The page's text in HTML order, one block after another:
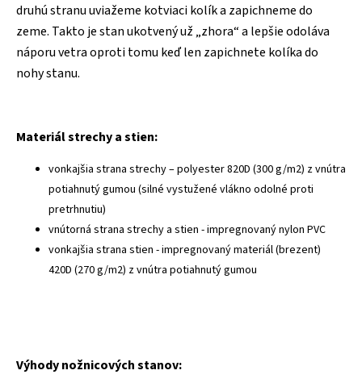
druhú stranu uviažeme kotviaci kolík a zapichneme do
zeme. Takto je stan ukotvený už „zhora“ a lepšie odoláva
náporu vetra oproti tomu keď len zapichnete kolíka do
nohy stanu.
Materiál strechy a stien:
vonkajšia strana strechy – polyester 820D (300 g/m2) z vnútra
potiahnutý gumou (silné vystužené vlákno odolné proti
pretrhnutiu)
vnútorná strana strechy a stien - impregnovaný nylon PVC
vonkajšia strana stien - impregnovaný materiál (brezent)
420D (270 g/m2) z vnútra potiahnutý gumou
Výhody nožnicových stanov: